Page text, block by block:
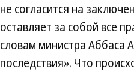
не согласится на
оставляет за собой все
словам министра Аббаса
последствия». Что